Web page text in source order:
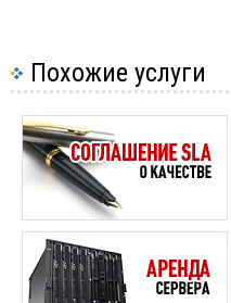
Сохраняем изменение
клавиш Ctrl+x , затем
Enter.
Для запуска скрипта
node hello.js
Видим сообщение Hello
Установка и
Установка Node.js на
Управление лог-
Ограничение
Установка кластера
Настройка
Установка MongoDB
Похожие услуги